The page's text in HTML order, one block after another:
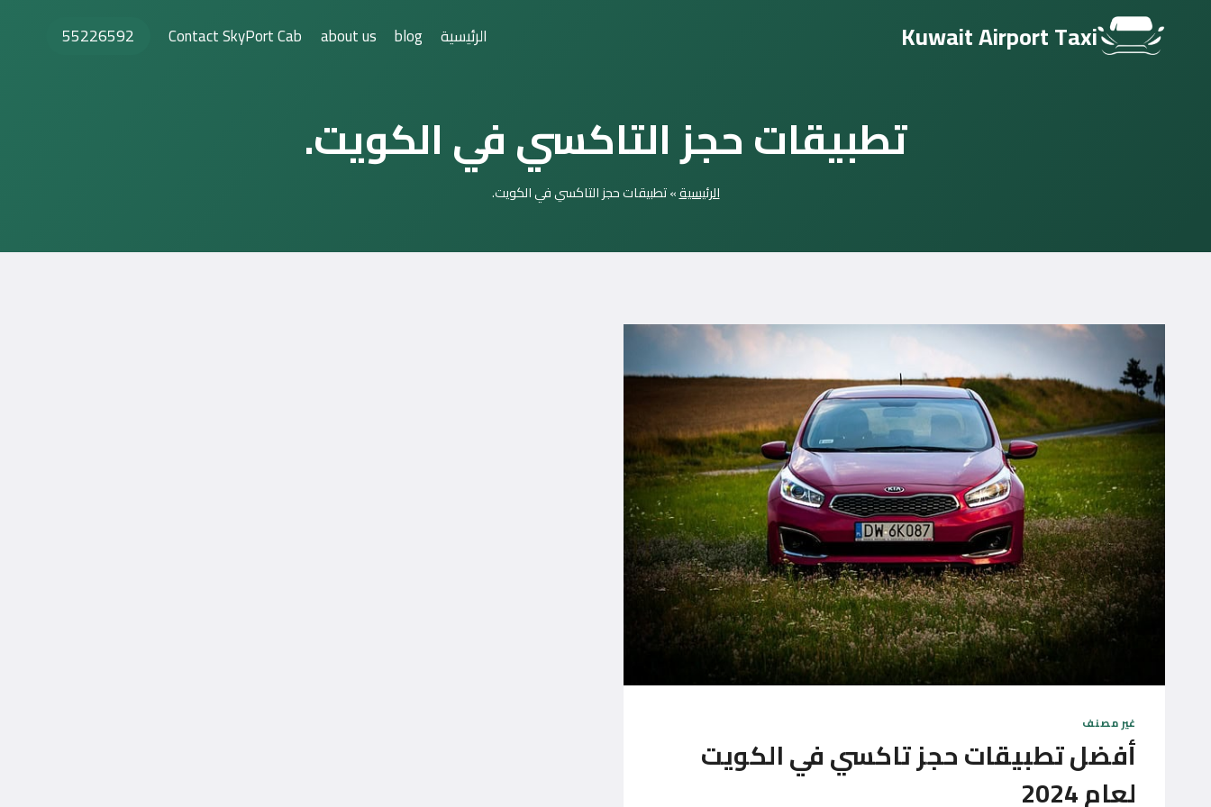
المحتوى
Kuwait Airport Taxi الرئيسية blog
about us
Contact SkyPort Cab
55226592
تطبيقات حجز التاكسي في الكويت.
الرئيسية»تطبيقات حجز التاكسي في الكويت.
غير مصنف
أفضل تطبيقات حجز تاكسي في الكويت
لعام 2024